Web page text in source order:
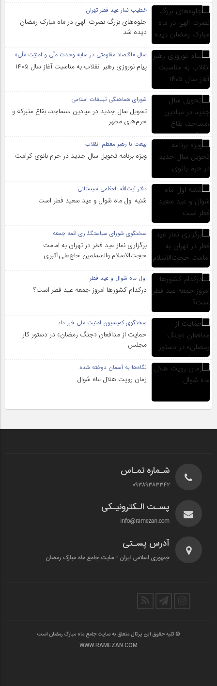
خطیب نماز عید فطر تهران:
جلوه‌های بزرگ نصرت الهی در ماه مبارک رمضان
دیده شد
سال «اقتصاد مقاومتی در سایه وحدت ملّی و امنیّت ملّی»
پیام نوروزی رهبر انقلاب به مناسبت آغاز سال ۱۴۰۵
شورای هماهنگی تبلیغات اسلامی
تحویل سال‌ جدید در میادین ،مساجد، بقاع متبرکه‌ و
حرم‌های‌ مطهر
بیعت با رهبر معظم انقلاب
ویژه برنامه تحویل سال جدید در حرم بانوی کرامت
دفتر آیت‌الله العظمی سیستانی
شنبه اول ماه شوال و عید سعید فطر است
سخنگوی شورای سیاستگذاری ائمه جمعه
برگزاری نماز عید فطر در تهران به امامت
حجت‌الاسلام والمسلمین حاج‌علی‌اکبری
اول ماه شوال و عید فطر
درکدام کشورها امروز جمعه عید فطر است؟
سخنگوی کمیسیون امنیت ملی خبر داد
حمایت از مدافعان «جنگ رمضان» در دستور کار
مجلس
نگاه‌ها به آسمان دوخته شده
زمان رویت هلال ماه شوال
شـماره تمـاس
۰۹۳۸۹۳۸۳۳۴۲
پسـت الـکترونیـکی
info@ramezan.com
آدرس پسـتی
جمهوری اسلامی ایران - سایت جامع ماه مبارک رمضان
© کلیه حقوق این پرتال متعلق به سایت جامع ماه مبارک رمضان است
WWW.RAMEZAN.COM